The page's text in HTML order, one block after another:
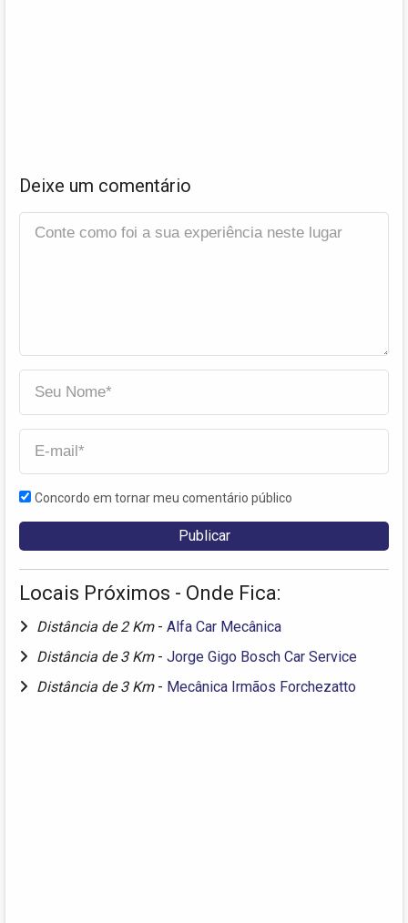
Deixe um comentário
Concordo em tornar meu comentário público
Locais Próximos - Onde Fica:
Distância de 2 Km - Alfa Car Mecânica
Distância de 3 Km - Jorge Gigo Bosch Car Service
Distância de 3 Km - Mecânica Irmãos Forchezatto